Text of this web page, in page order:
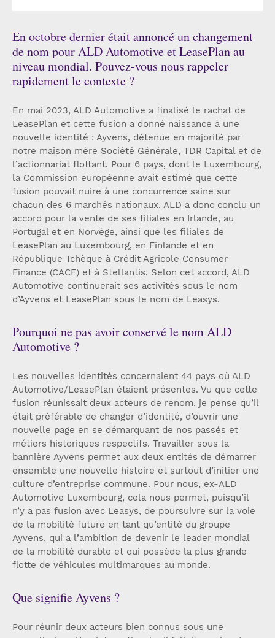
En octobre dernier était annoncé un changement
de nom pour ALD Automotive et LeasePlan au
niveau mondial. Pouvez-vous nous rappeler
rapidement le contexte ?
En mai 2023, ALD Automotive a finalisé le rachat de
LeasePlan et cette fusion a donné naissance à une
nouvelle identité : Ayvens, détenue en majorité par
notre maison mère Société Générale, TDR Capital et de
l’actionnariat flottant. Pour 6 pays, dont le Luxembourg,
la Commission européenne avait estimé que cette
fusion pouvait nuire à une concurrence saine sur
chacun des 6 marchés nationaux. ALD a donc conclu un
accord pour la vente de ses filiales en Irlande, au
Portugal et en Norvège, ainsi que les filiales de
LeasePlan au Luxembourg, en Finlande et en
République Tchèque à Crédit Agricole Consumer
Finance (CACF) et à Stellantis. Selon cet accord, ALD
Automotive continuerait ses activités sous le nom
d’Ayvens et LeasePlan sous le nom de Leasys.
Pourquoi ne pas avoir conservé le nom ALD
Automotive ?
Les nouvelles identités concernaient 44 pays où ALD
Automotive/LeasePlan étaient présentes. Vu que cette
fusion réunissait deux acteurs de renom, je pense qu’il
était préférable de changer d’identité, d’ouvrir une
nouvelle page en se démarquant de nos passés et
métiers historiques respectifs. Travailler sous la
bannière Ayvens permet aux deux entités de démarrer
ensemble une nouvelle histoire et surtout d’initier une
culture d’entreprise commune. Pour nous, ex-ALD
Automotive Luxembourg, cela nous permet, puisqu’il
n’y a pas fusion avec Leasys, de poursuivre sur la voie
de la mobilité future en tant qu’entité du groupe
Ayvens, qui a l’ambition de devenir le leader mondial
de la mobilité durable et qui possède la plus grande
flotte de véhicules multimarques au monde.
Que signifie Ayvens ?
Pour réunir deux acteurs bien connus sous une